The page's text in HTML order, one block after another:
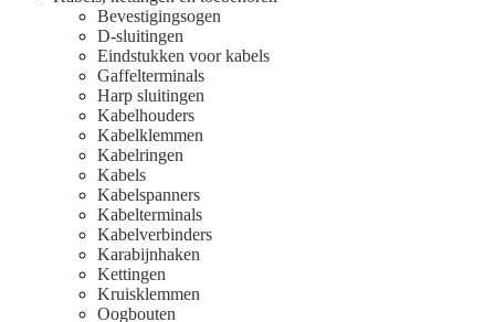
Bevestigingsogen
D-sluitingen
Eindstukken voor kabels
Gaffelterminals
Harp sluitingen
Kabelhouders
Kabelklemmen
Kabelringen
Kabels
Kabelspanners
Kabelterminals
Kabelverbinders
Karabijnhaken
Kettingen
Kruisklemmen
Oogbouten